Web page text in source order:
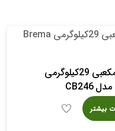
یخساز مکعبی 29کیلوگرمی
بیشتر